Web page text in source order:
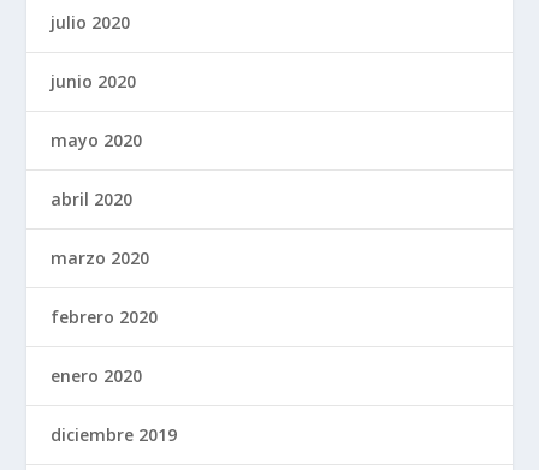
julio 2020
junio 2020
mayo 2020
abril 2020
marzo 2020
febrero 2020
enero 2020
diciembre 2019